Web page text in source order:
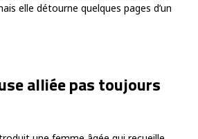
elle détourne quelques pages d’un
alliée pas toujours